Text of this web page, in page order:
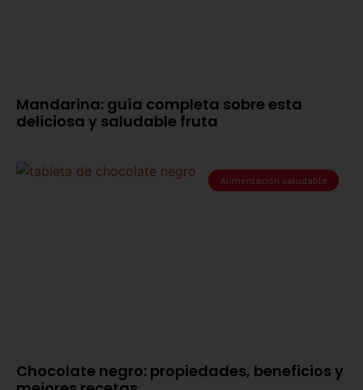
Mandarina: guía completa sobre esta
deliciosa y saludable fruta
Alimentación saludable
Chocolate negro: propiedades, beneficios y